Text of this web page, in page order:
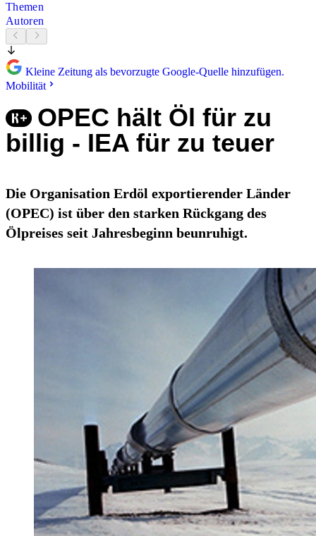
Themen
Autoren
Kleine Zeitung als bevorzugte Google-Quelle hinzufügen.
Mobilität
OPEC hält Öl für zu
billig - IEA für zu teuer
Die Organisation Erdöl exportierender Länder
(OPEC) ist über den starken Rückgang des
Ölpreises seit Jahresbeginn beunruhigt.